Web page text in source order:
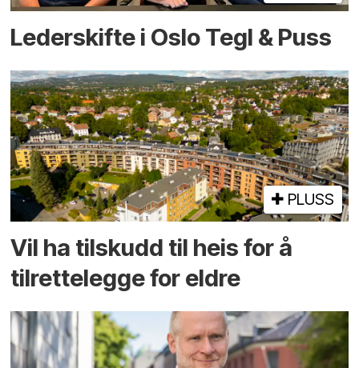
Lederskifte i Oslo Tegl & Puss
PLUSS
Vil ha tilskudd til heis for å
tilrettelegge for eldre